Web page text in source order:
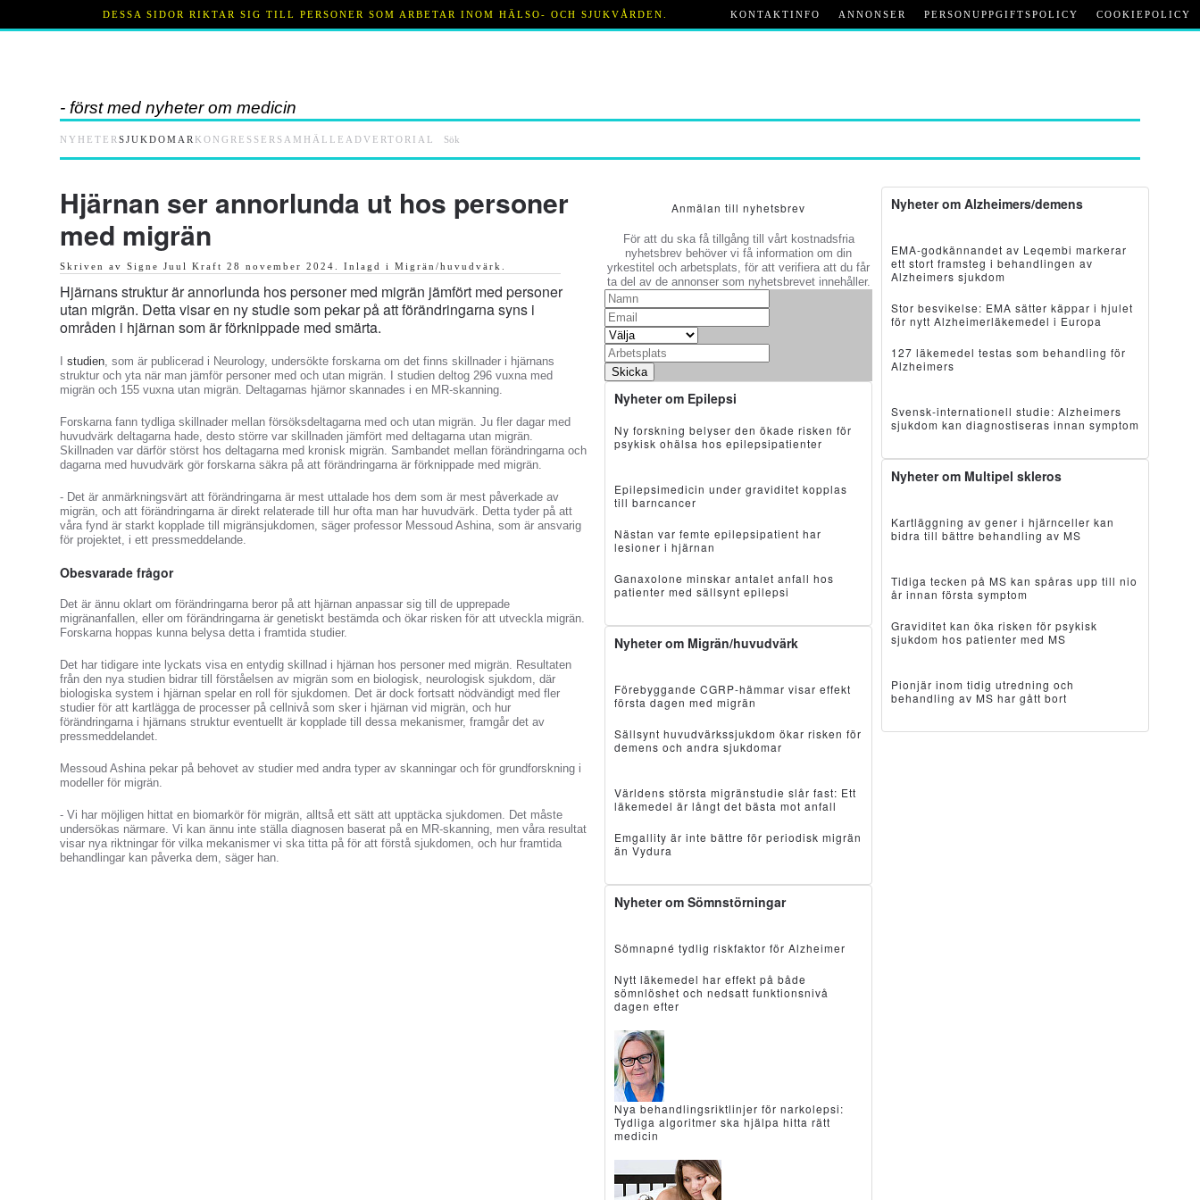
content- först med nyheter om medicin
NYHETER SJUKDOMAR KONGRESSER SAMHÄLLE ADVERTORIAL
DESSA SIDOR RIKTAR SIG TILL PERSONER SOM ARBETAR INOM HÄLSO- OCH SJUKVÅRDEN. KONTAKTINFO ANNONSER PERSONUPPGIFTSPOLICY COOKIEPOLICY
Hjärnan ser annorlunda ut hos personer
med migrän
Skriven av Signe Juul Kraft 28 november 2024 . Inlagd i Migrän/huvudvärk
Hjärnans struktur är annorlunda hos personer med migrän jämfört med personer
utan migrän. Detta visar en ny studie som pekar på att förändringarna syns i
områden i hjärnan som är förknippade med smärta.
studien, som är publicerad i Neurology, undersökte forskarna om det finns skillnader i hjärnans
struktur och yta när man jämför personer med och utan migrän. I studien deltog 296 vuxna med
migrän och 155 vuxna utan migrän. Deltagarnas hjärnor skannades i en MR-skanning.
Forskarna fann tydliga skillnader mellan försöksdeltagarna med och utan migrän. Ju fler dagar med
huvudvärk deltagarna hade, desto större var skillnaden jämfört med deltagarna utan migrän.
Skillnaden var därför störst hos deltagarna med kronisk migrän. Sambandet mellan förändringarna och
dagarna med huvudvärk gör forskarna säkra på att förändringarna är förknippade med migrän.
- Det är anmärkningsvärt att förändringarna är mest uttalade hos dem som är mest påverkade av
migrän, och att förändringarna är direkt relaterade till hur ofta man har huvudvärk. Detta tyder på att
våra fynd är starkt kopplade till migränsjukdomen, säger professor Messoud Ashina, som är ansvarig
för projektet, i ett pressmeddelande.
Obesvarade frågor
Det är ännu oklart om förändringarna beror på att hjärnan anpassar sig till de upprepade
migränanfallen, eller om förändringarna är genetiskt bestämda och ökar risken för att utveckla migrän.
Forskarna hoppas kunna belysa detta i framtida studier.
Det har tidigare inte lyckats visa en entydig skillnad i hjärnan hos personer med migrän. Resultaten
från den nya studien bidrar till förståelsen av migrän som en biologisk, neurologisk sjukdom, där
biologiska system i hjärnan spelar en roll för sjukdomen. Det är dock fortsatt nödvändigt med fler
studier för att kartlägga de processer på cellnivå som sker i hjärnan vid migrän, och hur
förändringarna i hjärnans struktur eventuellt är kopplade till dessa mekanismer, framgår det av
pressmeddelandet.
Messoud Ashina pekar på behovet av studier med andra typer av skanningar och för grundforskning i
modeller för migrän.
- Vi har möjligen hittat en biomarkör för migrän, alltså ett sätt att upptäcka sjukdomen. Det måste
undersökas närmare. Vi kan ännu inte ställa diagnosen baserat på en MR-skanning, men våra resultat
visar nya riktningar för vilka mekanismer vi ska titta på för att förstå sjukdomen, och hur framtida
behandlingar kan påverka dem, säger han.
Anmälan till nyhetsbrev
För att du ska få tillgång till vårt kostnadsfria
nyhetsbrev behöver vi få information om din
yrkestitel och arbetsplats, för att verifiera att du får
ta del av de annonser som nyhetsbrevet innehåller.
Skicka
Nyheter om Epilepsi
Ny forskning belyser den ökade risken för
psykisk ohälsa hos epilepsipatienter
Epilepsimedicin under graviditet kopplas
till barncancer
Nästan var femte epilepsipatient har
lesioner i hjärnan
Ganaxolone minskar antalet anfall hos
patienter med sällsynt epilepsi
Nyheter om Migrän/huvudvärk
Förebyggande CGRP-hämmar visar effekt
första dagen med migrän
Sällsynt huvudvärkssjukdom ökar risken för
demens och andra sjukdomar
Världens största migränstudie slår fast: Ett
läkemedel är långt det bästa mot anfall
Emgallity är inte bättre för periodisk migrän
än Vydura
Nyheter om Sömnstörningar
Sömnapné tydlig riskfaktor för Alzheimer
Nytt läkemedel har effekt på både
sömnlöshet och nedsatt funktionsnivå
dagen efter
Nya behandlingsriktlinjer för narkolepsi:
Tydliga algoritmer ska hjälpa hitta rätt
medicin
Nyheter om Alzheimers/demens
EMA-godkännandet av Leqembi markerar
ett stort framsteg i behandlingen av
Alzheimers sjukdom
Stor besvikelse: EMA sätter käppar i hjulet
för nytt Alzheimerläkemedel i Europa
127 läkemedel testas som behandling för
Alzheimers
Svensk-internationell studie: Alzheimers
sjukdom kan diagnostiseras innan symptom
Nyheter om Multipel skleros
Kartläggning av gener i hjärnceller kan
bidra till bättre behandling av MS
Tidiga tecken på MS kan spåras upp till nio
år innan första symptom
Graviditet kan öka risken för psykisk
sjukdom hos patienter med MS
Pionjär inom tidig utredning och
behandling av MS har gått bort